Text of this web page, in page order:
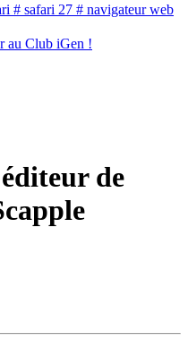
# safari 27 # navigateur web
au Club iGen !
de